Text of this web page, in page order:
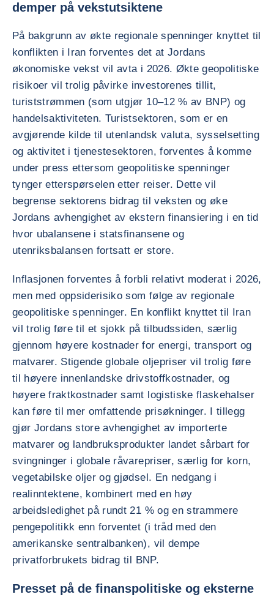
demper på vekstutsiktene
På bakgrunn av økte regionale spenninger knyttet til
konflikten i Iran forventes det at Jordans
økonomiske vekst vil avta i 2026. Økte geopolitiske
risikoer vil trolig påvirke investorenes tillit,
turiststrømmen (som utgjør 10–12 % av BNP) og
handelsaktiviteten. Turistsektoren, som er en
avgjørende kilde til utenlandsk valuta, sysselsetting
og aktivitet i tjenestesektoren, forventes å komme
under press ettersom geopolitiske spenninger
tynger etterspørselen etter reiser. Dette vil
begrense sektorens bidrag til veksten og øke
Jordans avhengighet av ekstern finansiering i en tid
hvor ubalansene i statsfinansene og
utenriksbalansen fortsatt er store.
Inflasjonen forventes å forbli relativt moderat i 2026,
men med oppsiderisiko som følge av regionale
geopolitiske spenninger. En konflikt knyttet til Iran
vil trolig føre til et sjokk på tilbudssiden, særlig
gjennom høyere kostnader for energi, transport og
matvarer. Stigende globale oljepriser vil trolig føre
til høyere innenlandske drivstoffkostnader, og
høyere fraktkostnader samt logistiske flaskehalser
kan føre til mer omfattende prisøkninger. I tillegg
gjør Jordans store avhengighet av importerte
matvarer og landbruksprodukter landet sårbart for
svingninger i globale råvarepriser, særlig for korn,
vegetabilske oljer og gjødsel. En nedgang i
realinntektene, kombinert med en høy
arbeidsledighet på rundt 21 % og en strammere
pengepolitikk enn forventet (i tråd med den
amerikanske sentralbanken), vil dempe
privatforbrukets bidrag til BNP.
Presset på de finanspolitiske og eksterne